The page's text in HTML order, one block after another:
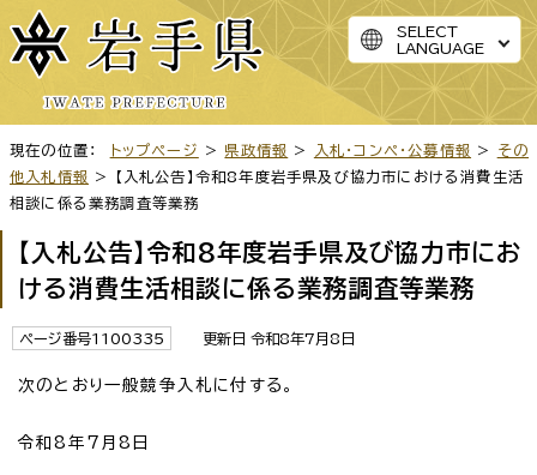
SELECT
LANGUAGE
現在の位置： トップページ > 県政情報 > 入札・コンペ・公募情報 >
その
他入札情報 > 【入札公告】令和8年度岩手県及び協力市における消費生活
相談に係る業務調査等業務
【入札公告】令和8年度岩手県及び協力市にお
ける消費生活相談に係る業務調査等業務
ページ番号1100335 更新日 令和8年7月8日
次のとおり一般競争入札に付する。
令和8年7月8日